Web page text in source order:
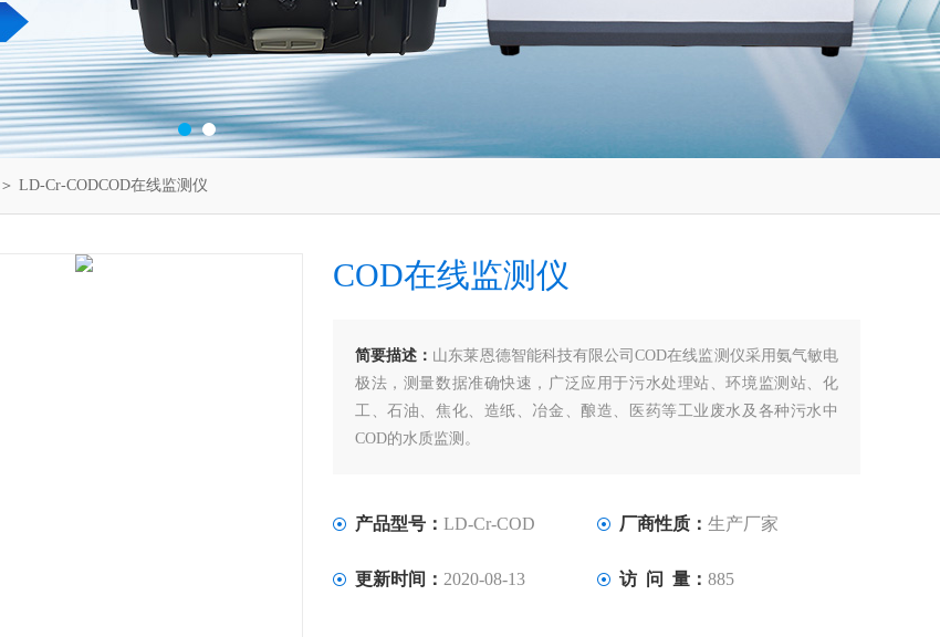
＞ LD-Cr-CODCOD在线监测仪
COD在线监测仪
简要描述： 山东莱恩德智能科技有限公司COD在线监测仪采用氨气敏电
极法，测量数据准确快速，广泛应用于污水处理站、环境监测站、化
工、石油、焦化、造纸、冶金、酿造、医药等工业废水及各种污水中
COD的水质监测。
产品型号： LD-Cr-COD 厂商性质： 生产厂家
更新时间： 2020-08-13 访 问 量： 885